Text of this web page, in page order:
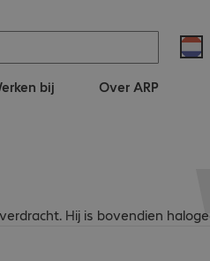
bij Over ARP
Hij is bovendien